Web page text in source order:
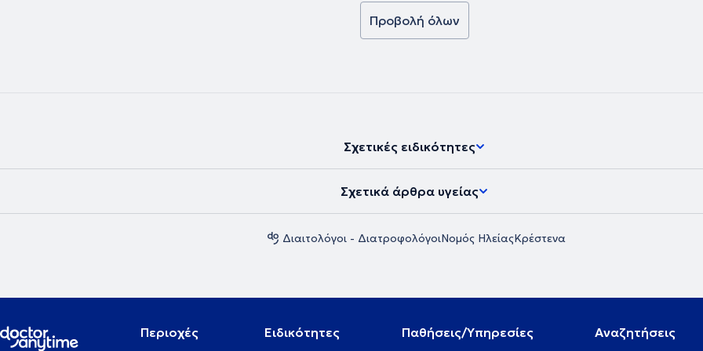
Προβολή όλων
Σχετικές ειδικότητες
Σχετικά άρθρα υγείας
Διαιτολόγοι - ΔιατροφολόγοιΝομός ΗλείαςΚρέστενα
Περιοχές Ειδικότητες Παθήσεις/Υπηρεσίες Αναζητήσεις